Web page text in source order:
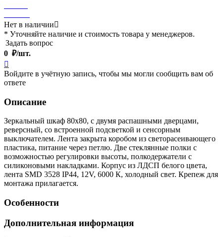
Нет в наличии
* Уточняйте наличие и стоимость товара у менеджеров.
Задать вопрос
0 ₽/шт.

Войдите в учётную запись, чтобы мы могли сообщить вам об
ответе
Описание
Зеркальный шкаф 80x80, с двумя распашными дверцами,
реверсный, со встроенной подсветкой и сенсорным
выключателем. Лента закрыта коробом из светорасеивающего
пластика, питание через петлю. Две стеклянные полки с
возможностью регулировки высоты, полкодержатели с
силиконовыми накладками. Корпус из ЛДСП белого цвета,
лента SMD 3528 IP44, 12V, 6000 К, холодный свет. Крепеж для
монтажа прилагается.
Особенности
Дополнительная информация